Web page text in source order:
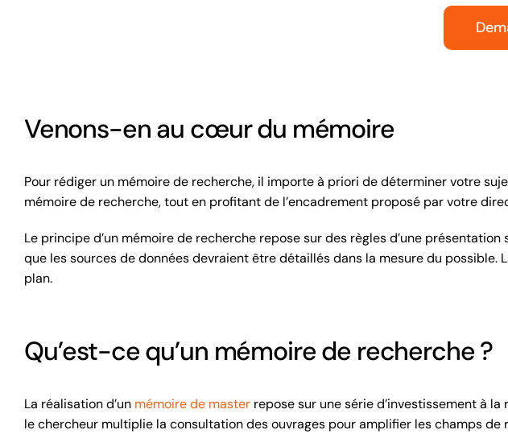
Venons-en au cœur du mémoire
Pour rédiger un mémoire de recherche, il importe à priori de déterminer votre
mémoire de recherche, tout en profitant de l’encadrement proposé par votre
Le principe d’un mémoire de recherche repose sur des règles d’une
que les sources de données devraient être détaillés dans la mesure du
plan.
Qu’est-ce qu’un mémoire de recherche ?
La réalisation d’un mémoire de masterrepose sur une série d’investissement à la
le chercheur multiplie la consultation des ouvrages pour amplifier les champs de